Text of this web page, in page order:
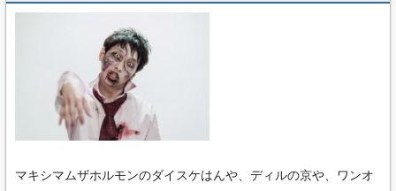
マキシマムザホルモンのダイスケはんや、ディルの京や、ワンオ